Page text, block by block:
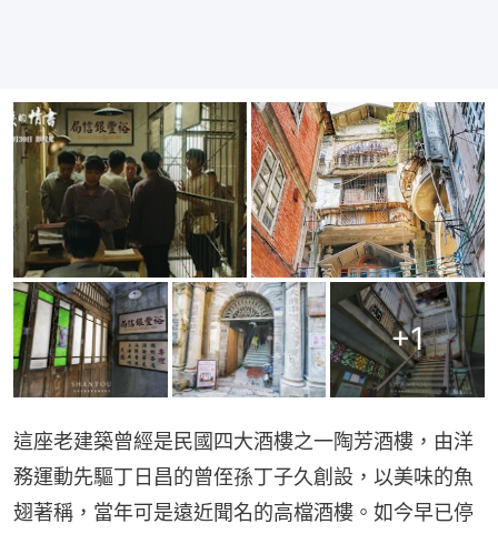
+1
這座老建築曾經是民國四大酒樓之一陶芳酒樓，由洋
務運動先驅丁日昌的曾侄孫丁子久創設，以美味的魚
翅著稱，當年可是遠近聞名的高檔酒樓。如今早已停